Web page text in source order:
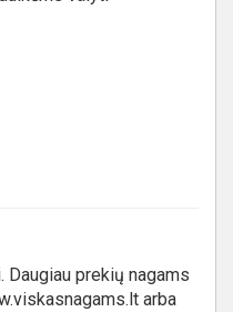
prekių nagams
arba